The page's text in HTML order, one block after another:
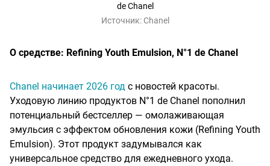
de Chanel
Источник: Chanel
О средстве: Refining Youth Emulsion, N°1 de Chanel
Chanel начинает 2026 год с новостей красоты.
Уходовую линию продуктов N°1 de Chanel пополнил
потенциальный бестселлер — омолаживающая
эмульсия с эффектом обновления кожи (Refining Youth
Emulsion). Этот продукт задумывался как
универсальное средство для ежедневного ухода.